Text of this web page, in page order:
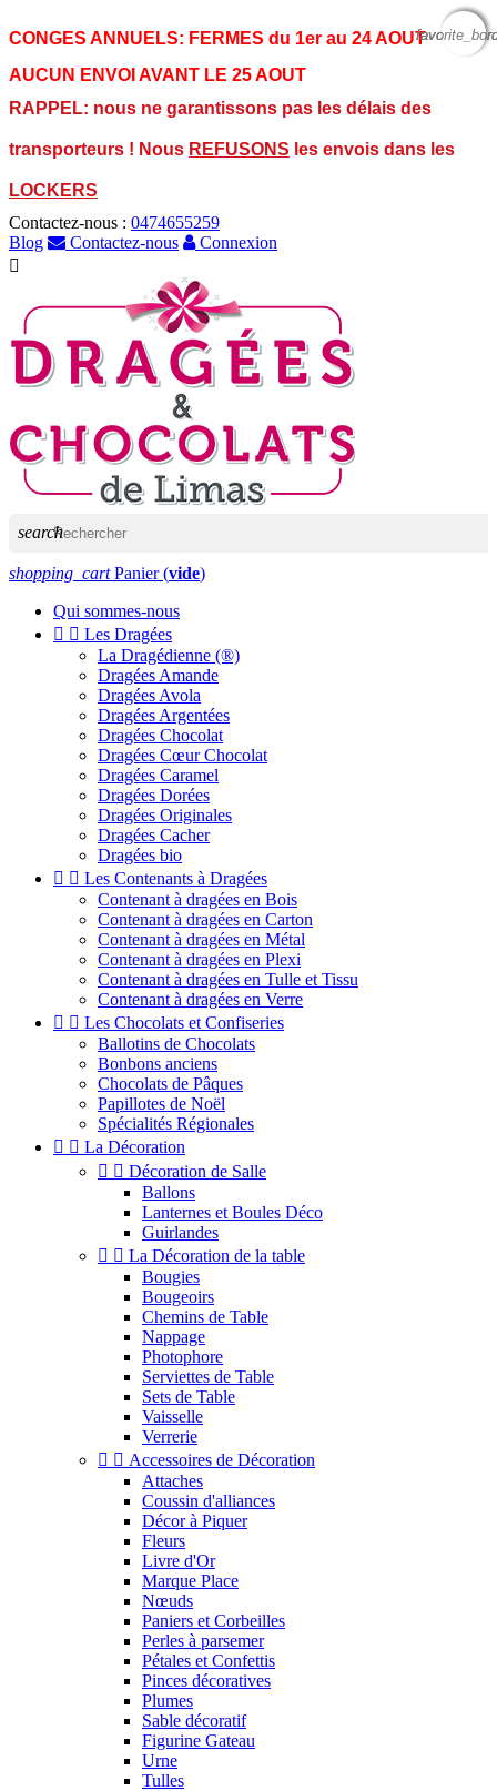
CONGES ANNUELS: FERMES du 1er au 24 AOUT
AUCUN ENVOI AVANT LE 25 AOUT
RAPPEL: nous ne garantissons pas les délais des
transporteurs ! Nous REFUSONS les envois dans les
LOCKERS
Contactez-nous : 0474655259
Blog
Contactez-nous
Connexion

search
shopping_cart Panier (vide)
Qui sommes-nous
  Les Dragées
La Dragédienne (®)
Dragées Amande
Dragées Avola
Dragées Argentées
Dragées Chocolat
Dragées Cœur Chocolat
Dragées Caramel
Dragées Dorées
Dragées Originales
Dragées Cacher
Dragées bio
  Les Contenants à Dragées
Contenant à dragées en Bois
Contenant à dragées en Carton
Contenant à dragées en Métal
Contenant à dragées en Plexi
Contenant à dragées en Tulle et Tissu
Contenant à dragées en Verre
  Les Chocolats et Confiseries
Ballotins de Chocolats
Bonbons anciens
Chocolats de Pâques
Papillotes de Noël
Spécialités Régionales
  La Décoration
  Décoration de Salle
Ballons
Lanternes et Boules Déco
Guirlandes
  La Décoration de la table
Bougies
Bougeoirs
Chemins de Table
Nappage
Photophore
Serviettes de Table
Sets de Table
Vaisselle
Verrerie
  Accessoires de Décoration
Attaches
Coussin d'alliances
Décor à Piquer
Fleurs
Livre d'Or
Marque Place
Nœuds
Paniers et Corbeilles
Perles à parsemer
Pétales et Confettis
Pinces décoratives
Plumes
Sable décoratif
Figurine Gateau
Urne
Tulles